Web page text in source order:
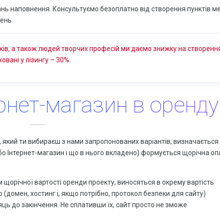
наповнення. Консультуємо безоплатно від створення пунктів
а також людей творчих професій ми даємо знижку на
у лізингу – 30%.
магазин в оренду
ти вибираєш з нами запропонованих варіантів, визначається
Інтернет-магазин і що в нього вкладено) формується щорічна
вартості оренди проекту, виносяться в окрему вартість
хостинг і, якщо потрібно, протокол безпеки для сайту)
до закінчення. Не сплативши їх, сайт просто не зможе